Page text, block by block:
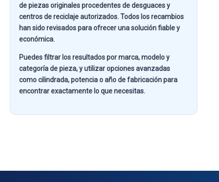
de piezas originales procedentes de desguaces y
centros de reciclaje autorizados. Todos los recambios
han sido revisados para ofrecer una solución fiable y
económica.
Puedes filtrar los resultados pormarca, modelo y
categoría de pieza, y utilizar opciones avanzadas
comocilindrada, potencia o año de fabricaciónpara
encontrar exactamente lo que necesitas.